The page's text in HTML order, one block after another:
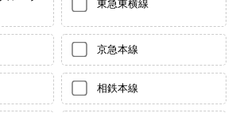
東急東横線
京急本線
相鉄本線